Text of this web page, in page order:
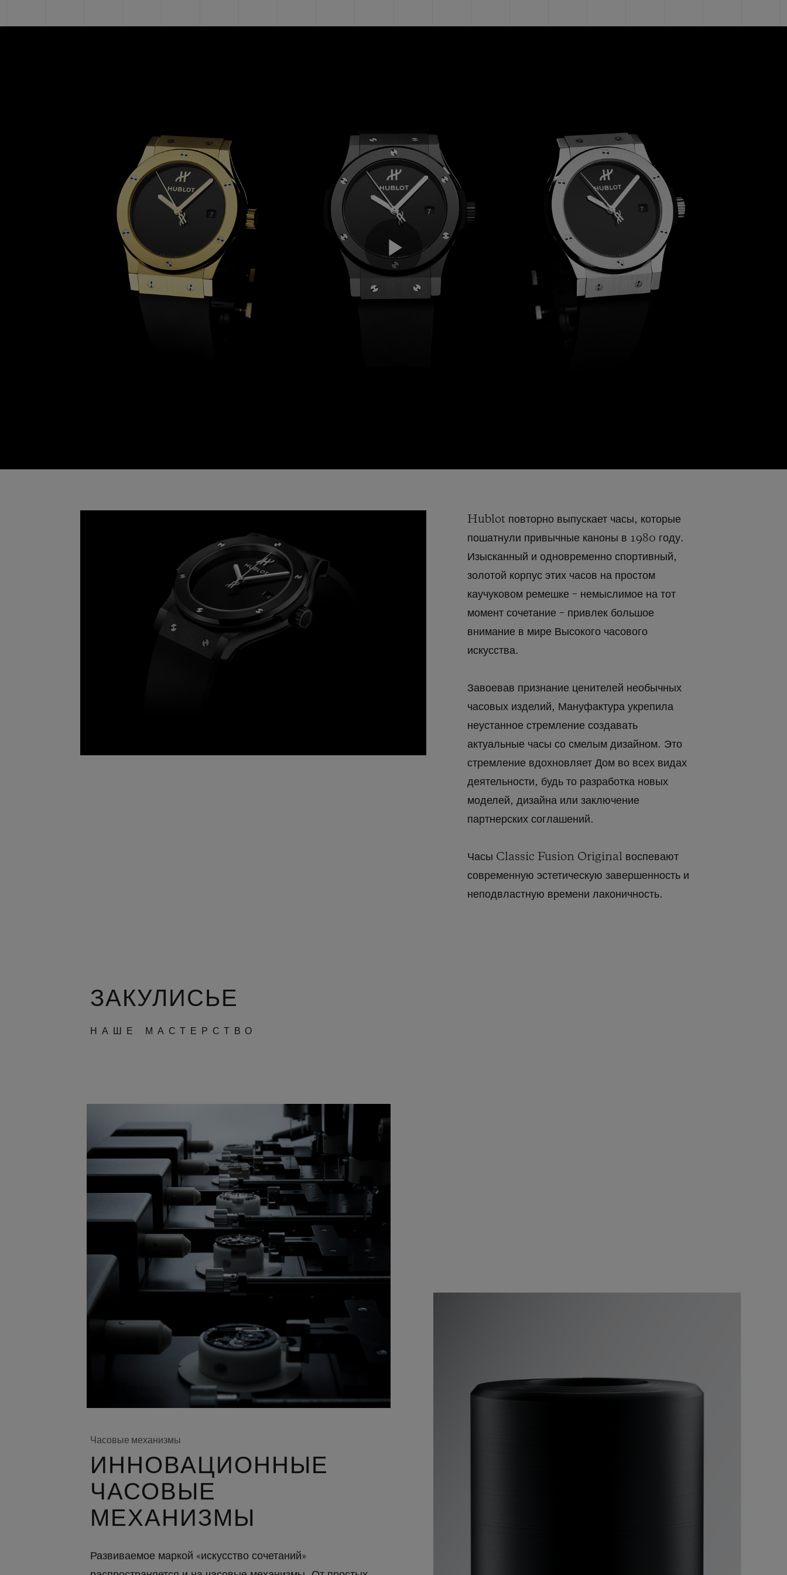
Play
Hublot повторно выпускает часы, которые
пошатнули привычные каноны в 1980 году.
Изысканный и одновременно спортивный,
золотой корпус этих часов на простом
каучуковом ремешке – немыслимое на тот
момент сочетание – привлек большое
внимание в мире Высокого часового
искусства.
Завоевав признание ценителей необычных
часовых изделий, Мануфактура укрепила
неустанное стремление создавать
актуальные часы со смелым дизайном. Это
стремление вдохновляет Дом во всех видах
деятельности, будь то разработка новых
моделей, дизайна или заключение
партнерских соглашений.
Часы Classic Fusion Original воспевают
современную эстетическую завершенность и
неподвластную времени лаконичность.
ЗАКУЛИСЬЕ
НАШЕ МАСТЕРСТВО
Часовые механизмы
ИННОВАЦИОННЫЕ
ЧАСОВЫЕ
МЕХАНИЗМЫ
Развиваемое маркой «искусство сочетаний»